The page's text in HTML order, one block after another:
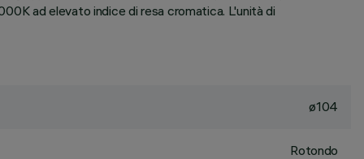
ad elevato indice di resa cromatica. L'unità di
ø104
Rotondo